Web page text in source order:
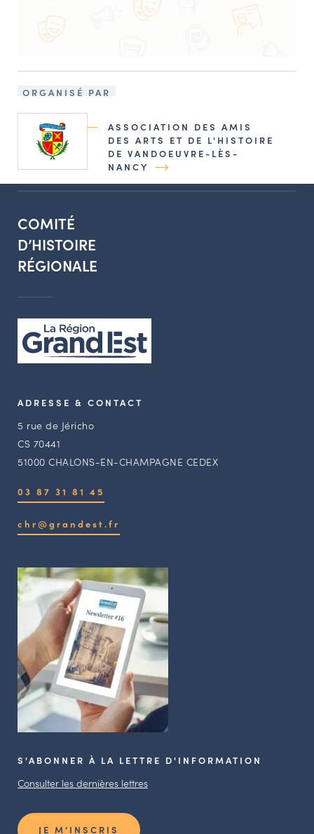
ORGANISÉ PAR
ASSOCIATION DES AMIS
DES ARTS ET DE L'HISTOIRE
DE VANDOEUVRE-LÈS-
NANCY
COMITÉ
D’HISTOIRE
RÉGIONALE
ADRESSE & CONTACT
5 rue de Jéricho
CS 70441
51000 CHALONS-EN-CHAMPAGNE CEDEX
03 87 31 81 45
chr@grandest.fr
S'ABONNER À LA LETTRE D'INFORMATION
Consulter les dernières lettres
JE M’INSCRIS